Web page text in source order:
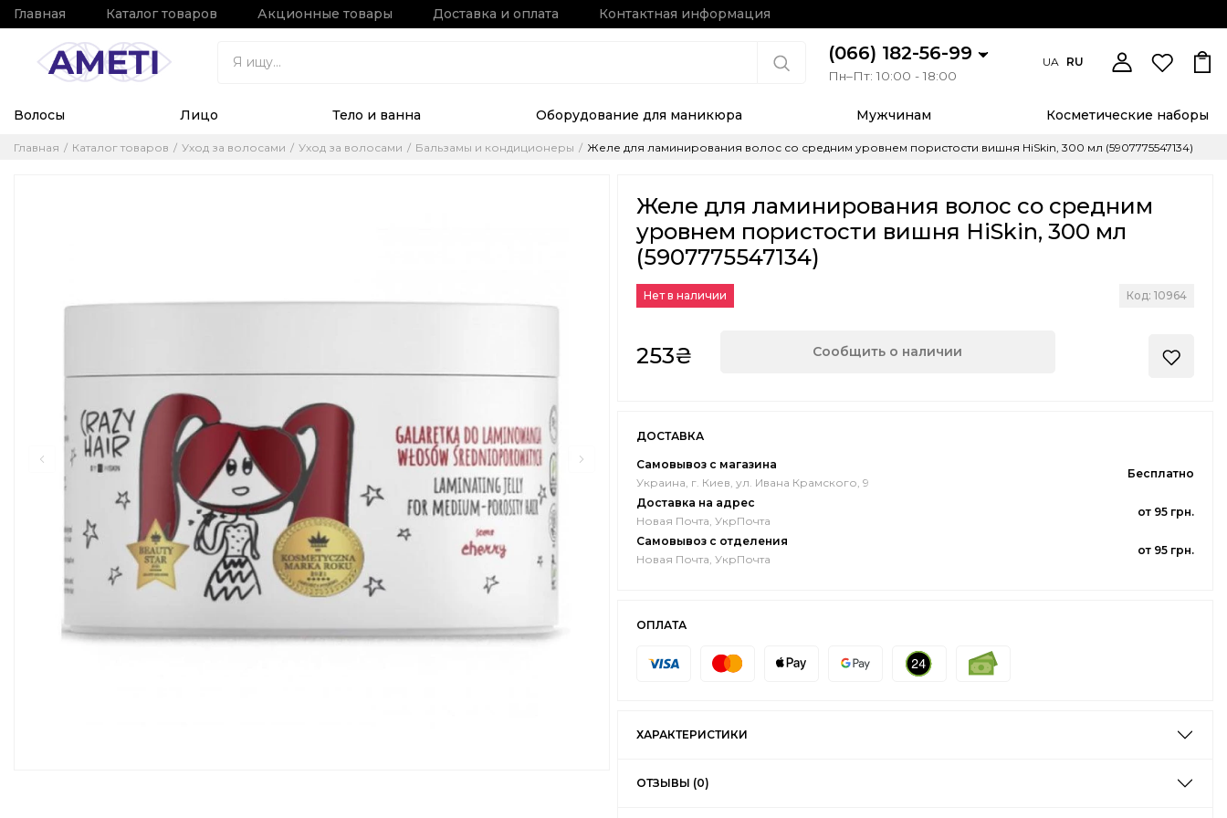
Главная Каталог товаров Акционные товары Доставка и оплата Контактная информация
(066) 182-56-99
Пн–Пт: 10:00 - 18:00
UA RU
Волосы Лицо Тело и ванна Оборудование для маникюра Мужчинам Косметические наборы
Главная Каталог товаров Уход за волосами Уход за волосами Бальзамы и кондиционеры Желе для ламинирования волос со средним уровнем пористости вишня HiSkin, 300 мл (5907775547134)
Желе для ламинирования волос со средним
уровнем пористости вишня HiSkin, 300 мл
(5907775547134)
Нет в наличии Код: 10964
253₴ Сообщить о наличии
ДОСТАВКА
Самовывоз с магазина
Украина, г. Киев, ул. Ивана Крамского, 9
Бесплатно
Доставка на адрес
Новая Почта, УкрПочта
от 95 грн.
Самовывоз с отделения
Новая Почта, УкрПочта
от 95 грн.
ОПЛАТА
ХАРАКТЕРИСТИКИ
ОТЗЫВЫ (0)